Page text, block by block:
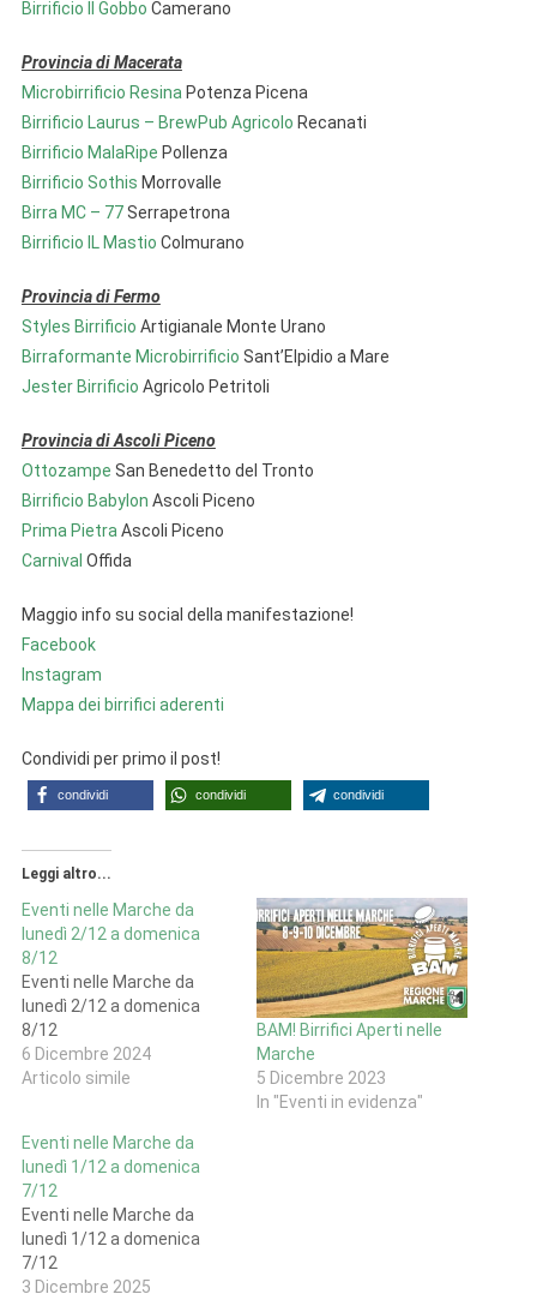
Birrificio Il Gobbo Camerano
Provincia di Macerata
Microbirriﬁcio Resina Potenza Picena
Birriﬁcio Laurus – BrewPub Agricolo Recanati
Birriﬁcio MalaRipe Pollenza
Birriﬁcio Sothis Morrovalle
Birra MC – 77Serrapetrona
Birriﬁcio IL Mastio Colmurano
Provincia di Fermo
Styles Birriﬁcio Artigianale Monte Urano
Birraformante Microbirriﬁcio Sant’Elpidio a Mare
Jester Birriﬁcio Agricolo Petritoli
Provincia di Ascoli Piceno
Ottozampe San Benedetto del Tronto
Birriﬁcio Babylon Ascoli Piceno
Prima Pietra Ascoli Piceno
Carnival Offida
Maggio info su social della manifestazione!
Facebook
Instagram
Mappa dei birrifici aderenti
Condividi per primo il post!
condividi condividi condividi
Leggi altro...
Eventi nelle Marche da
lunedì 2/12 a domenica
8/12
Eventi nelle Marche da
lunedì 2/12 a domenica
8/12
6 Dicembre 2024
Articolo simile
BAM! Birrifici Aperti nelle
Marche
5 Dicembre 2023
In "Eventi in evidenza"
Eventi nelle Marche da
lunedì 1/12 a domenica
7/12
Eventi nelle Marche da
lunedì 1/12 a domenica
7/12
3 Dicembre 2025